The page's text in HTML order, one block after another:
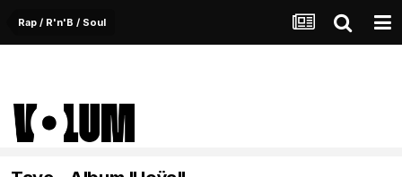
Rap / R'n'B / Soul